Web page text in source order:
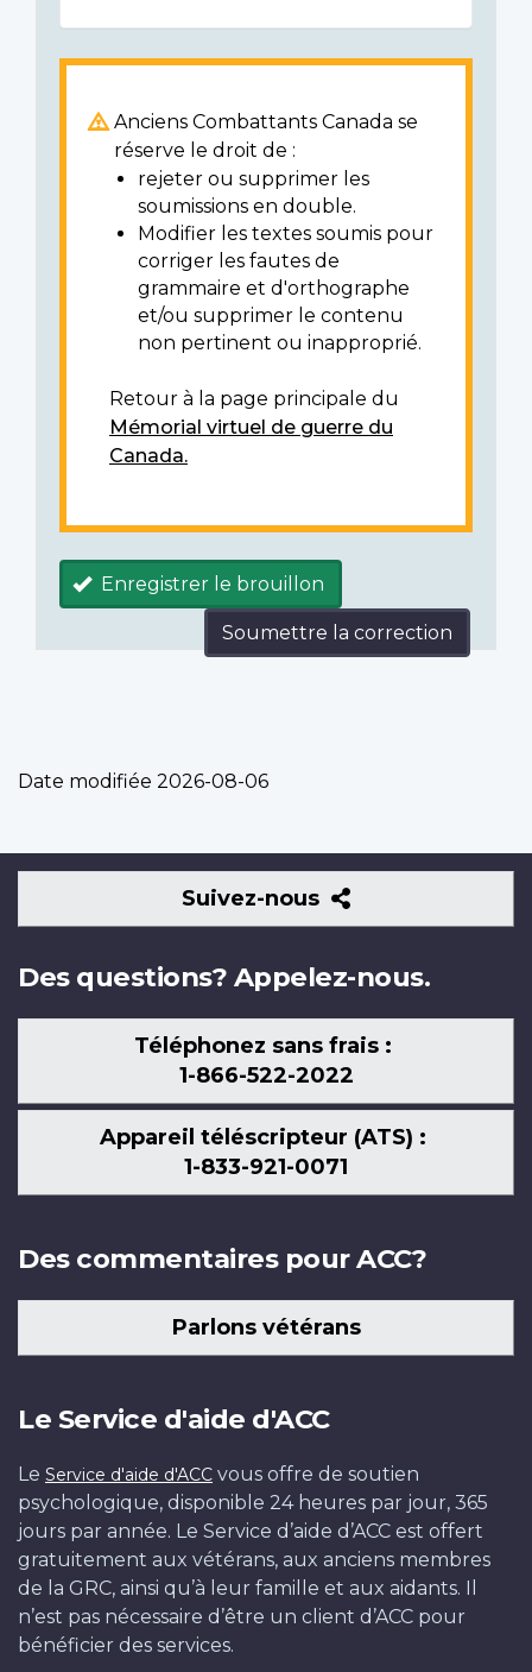
Anciens Combattants Canada se
réserve le droit de :
rejeter ou supprimer les
soumissions en double.
Modifier les textes soumis pour
corriger les fautes de
grammaire et d'orthographe
et/ou supprimer le contenu
non pertinent ou inapproprié.
Retour à la page principale du
Mémorial virtuel de guerre du
Canada.
Enregistrer le brouillon
Soumettre la correction
Date modifiée 2026-08-06
Suivez-nous
Suivez-
nous
Des questions? Appelez-nous.
Téléphonez sans frais :
1-866-522-2022
Appareil téléscripteur (ATS) :
1-833-921-0071
Des commentaires pour ACC?
Parlons vétérans
Le Service d'aide d'ACC
Le Service d'aide d'ACC vous offre de soutien
psychologique, disponible 24 heures par jour, 365
jours par année. Le Service d’aide d’ACC est offert
gratuitement aux vétérans, aux anciens membres
de la GRC, ainsi qu’à leur famille et aux aidants. Il
n’est pas nécessaire d’être un client d’ACC pour
bénéficier des services.